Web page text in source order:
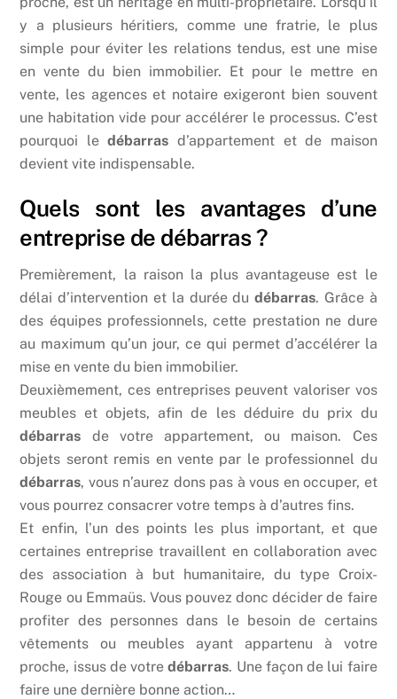
y a plusieurs héritiers, comme une fratrie, le plus
simple pour éviter les relations tendus, est une mise
en vente du bien immobilier. Et pour le mettre en
vente, les agences et notaire exigeront bien souvent
une habitation vide pour accélérer le processus. C’est
pourquoi ledébarras d’appartement et de maison
devient vite indispensable.
Quels sont les avantages d’une
entreprise de débarras ?
Premièrement, la raison la plus avantageuse est le
délai d’intervention et la durée dudébarras. Grâce à
des équipes professionnels, cette prestation ne dure
au maximum qu’un jour, ce qui permet d’accélérer la
mise en vente du bien immobilier.
Deuxièmement, ces entreprises peuvent valoriser vos
meubles et objets, afin de les déduire du prix du
débarras de votre appartement, ou maison. Ces
objets seront remis en vente par le professionnel du
débarras, vous n’aurez dons pas à vous en occuper, et
vous pourrez consacrer votre temps à d’autres fins.
Et enfin, l’un des points les plus important, et que
certaines entreprise travaillent en collaboration avec
des association à but humanitaire, du type Croix-
Rouge ou Emmaüs. Vous pouvez donc décider de faire
profiter des personnes dans le besoin de certains
vêtements ou meubles ayant appartenu à votre
proche, issus de votredébarras. Une façon de lui faire
faire une dernière bonne action…